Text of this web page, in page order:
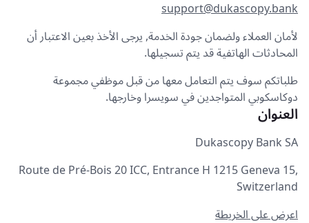
support@dukascopy.bank
لأمان العملاء ولضمان جودة الخدمة, يرجى الأخذ بعين الاعتبار أن
المحادثات الهاتفية قد يتم تسجيلها.
طلباتكم سوف يتم التعامل معها من قبل موظفي مجموعة
دوكاسكوبي المتواجدين في سويسرا وخارجها.
العنوان
Dukascopy Bank SA
Route de Pré-Bois 20 ICC, Entrance H 1215 Geneva 15,
Switzerland
اعرض على الخريطة